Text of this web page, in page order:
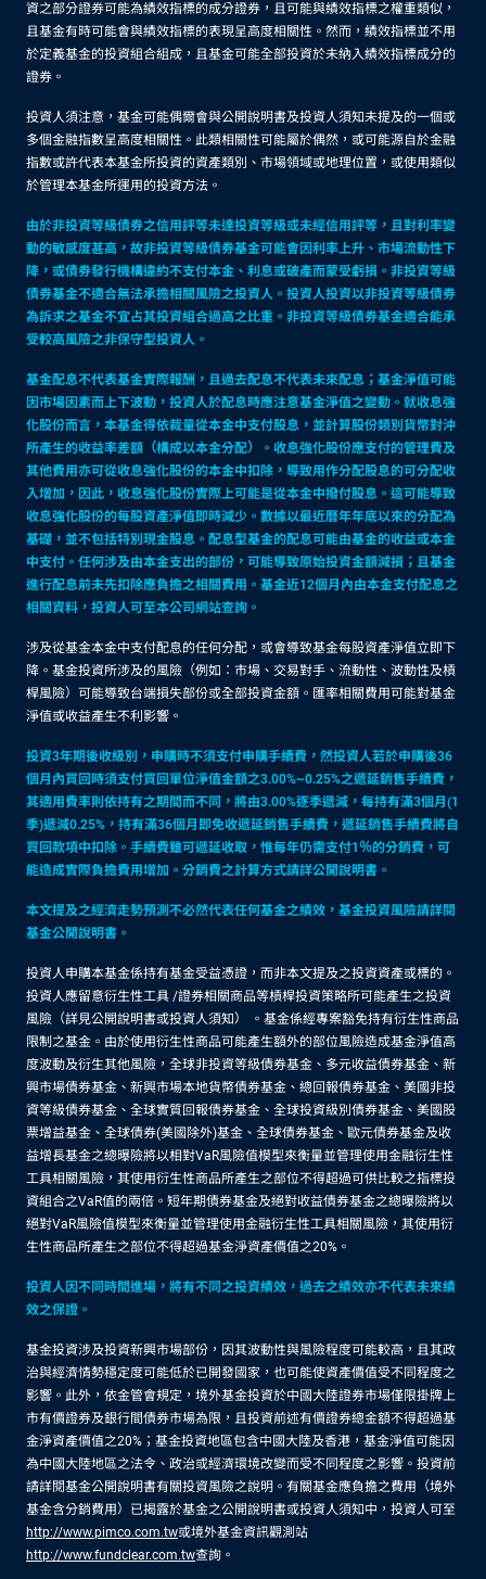
資之部分證券可能為績效指標的成分證券，且可能與績效指標之權重類似，
且基金有時可能會與績效指標的表現呈高度相關性。然而，績效指標並不用
於定義基金的投資組合組成，且基金可能全部投資於未納入績效指標成分的
證券。
投資人須注意，基金可能偶爾會與公開說明書及投資人須知未提及的一個或
多個金融指數呈高度相關性。此類相關性可能屬於偶然，或可能源自於金融
指數或許代表本基金所投資的資產類別、市場領域或地理位置，或使用類似
於管理本基金所運用的投資方法。
由於非投資等級債券之信用評等未達投資等級或未經信用評等，且對利率變
動的敏感度甚高，故非投資等級債券基金可能會因利率上升、市場流動性下
降，或債券發行機構違約不支付本金、利息或破產而蒙受虧損。非投資等級
債券基金不適合無法承擔相關風險之投資人。投資人投資以非投資等級債券
為訴求之基金不宜占其投資組合過高之比重。非投資等級債券基金適合能承
受較高風險之非保守型投資人。
基金配息不代表基金實際報酬，且過去配息不代表未來配息；基金淨值可能
因市場因素而上下波動，投資人於配息時應注意基金淨值之變動。就收息強
化股份而言，本基金得依裁量從本金中支付股息，並計算股份類別貨幣對沖
所產生的收益率差額（構成以本金分配）。收息強化股份應支付的管理費及
其他費用亦可從收息強化股份的本金中扣除，導致用作分配股息的可分配收
入增加，因此，收息強化股份實際上可能是從本金中撥付股息。這可能導致
收息強化股份的每股資產淨值即時減少。數據以最近曆年年底以來的分配為
基礎，並不包括特別現金股息。配息型基金的配息可能由基金的收益或本金
中支付。任何涉及由本金支出的部份，可能導致原始投資金額減損；且基金
進行配息前未先扣除應負擔之相關費用。基金近12個月內由本金支付配息之
相關資料，投資人可至本公司網站查詢。
涉及從基金本金中支付配息的任何分配，或會導致基金每股資產淨值立即下
降。基金投資所涉及的風險（例如：市場、交易對手、流動性、波動性及槓
桿風險）可能導致台端損失部份或全部投資金額。匯率相關費用可能對基金
淨值或收益產生不利影響。
投資3年期後收級別，申購時不須支付申購手續費，然投資人若於申購後36
個月內買回時須支付買回單位淨值金額之3.00%~0.25%之遞延銷售手續費，
其適用費率則依持有之期間而不同，將由3.00%逐季遞減，每持有滿3個月(1
季)遞減0.25%，持有滿36個月即免收遞延銷售手續費，遞延銷售手續費將自
買回款項中扣除。手續費雖可遞延收取，惟每年仍需支付1％的分銷費，可
能造成實際負擔費用增加。分銷費之計算方式請詳公開說明書。
本文提及之經濟走勢預測不必然代表任何基金之績效，基金投資風險請詳閱
基金公開說明書。
投資人申購本基金係持有基金受益憑證，而非本文提及之投資資產或標的。
投資人應留意衍生性工具 /證券相關商品等槓桿投資策略所可能產生之投資
風險（詳見公開說明書或投資人須知） 。基金係經專案豁免持有衍生性商品
限制之基金。由於使用衍生性商品可能產生額外的部位風險造成基金淨值高
度波動及衍生其他風險，全球非投資等級債券基金、多元收益債券基金、新
興市場債券基金、新興市場本地貨幣債券基金、總回報債券基金、美國非投
資等級債券基金、全球實質回報債券基金、全球投資級別債券基金、美國股
票增益基金、全球債券(美國除外)基金、全球債券基金、歐元債券基金及收
益增長基金之總曝險將以相對VaR風險值模型來衡量並管理使用金融衍生性
工具相關風險，其使用衍生性商品所產生之部位不得超過可供比較之指標投
資組合之VaR值的兩倍。短年期債券基金及絕對收益債券基金之總曝險將以
絕對VaR風險值模型來衡量並管理使用金融衍生性工具相關風險，其使用衍
生性商品所產生之部位不得超過基金淨資產價值之20%。
投資人因不同時間進場，將有不同之投資績效，過去之績效亦不代表未來績
效之保證。
基金投資涉及投資新興市場部份，因其波動性與風險程度可能較高，且其政
治與經濟情勢穩定度可能低於已開發國家，也可能使資產價值受不同程度之
影響。此外，依金管會規定，境外基金投資於中國大陸證券市場僅限掛牌上
市有價證券及銀行間債券市場為限，且投資前述有價證券總金額不得超過基
金淨資產價值之20%；基金投資地區包含中國大陸及香港，基金淨值可能因
為中國大陸地區之法令、政治或經濟環境改變而受不同程度之影響。投資前
請詳閱基金公開說明書有關投資風險之說明。有關基金應負擔之費用（境外
基金含分銷費用）已揭露於基金之公開說明書或投資人須知中，投資人可至
http://www.pimco.com.tw或境外基金資訊觀測站
http://www.fundclear.com.tw查詢。